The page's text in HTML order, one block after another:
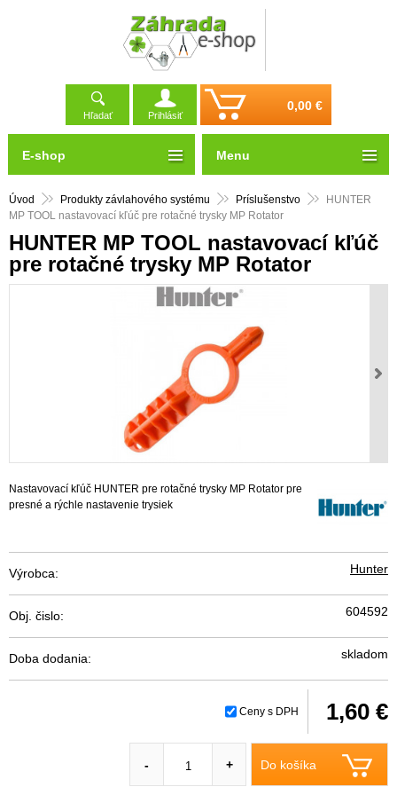
Hľadať Prihlásiť
0,00 €
Úvod Produkty závlahového systému Príslušenstvo
HUNTER
MP TOOL nastavovací kľúč pre rotačné trysky MP Rotator
HUNTER MP TOOL nastavovací kľúč
pre rotačné trysky MP Rotator
Nastavovací kľúč HUNTER pre rotačné trysky MP Rotator pre
presné a rýchle nastavenie trysiek
Výrobca: Hunter
Obj. čislo: 604592
Doba dodania: skladom
Ceny s DPH 1,60 €
Do košíka
- +
E-shop Menu